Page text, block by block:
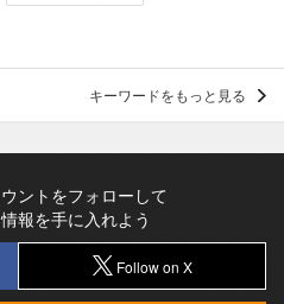
キーワードをもっと見る
ントをフォローして
報を手に入れよう
Follow on X